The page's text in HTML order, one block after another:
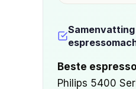
Samenvatting
Beste
Philips 5400